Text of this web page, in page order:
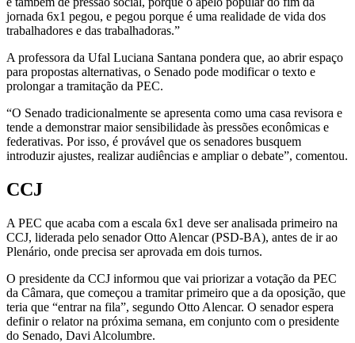
jornada 6x1 pegou, e pegou porque é uma realidade de vida dos
trabalhadores e das trabalhadoras.”
A professora da Ufal Luciana Santana pondera que, ao abrir espaço
para propostas alternativas, o Senado pode modificar o texto e
prolongar a tramitação da PEC.
“O Senado tradicionalmente se apresenta como uma casa revisora e
tende a demonstrar maior sensibilidade às pressões econômicas e
federativas. Por isso, é provável que os senadores busquem
introduzir ajustes, realizar audiências e ampliar o debate”, comentou.
CCJ
A PEC que acaba com a escala 6x1 deve ser analisada primeiro na
CCJ, liderada pelo senador Otto Alencar (PSD-BA), antes de ir ao
Plenário, onde precisa ser aprovada em dois turnos.
O presidente da CCJ informou que vai priorizar a votação da PEC
da Câmara, que começou a tramitar primeiro que a da oposição, que
teria que “entrar na fila”, segundo Otto Alencar. O senador espera
definir o relator na próxima semana, em conjunto com o presidente
do Senado, Davi Alcolumbre.